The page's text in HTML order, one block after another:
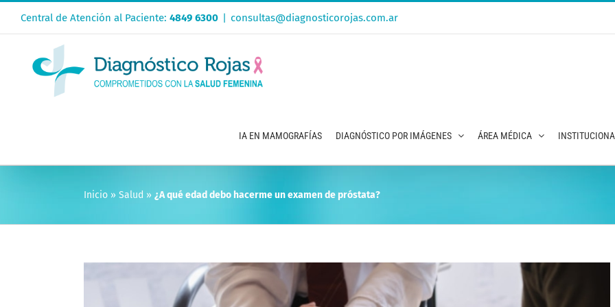
Central de Atención al Paciente: 4849 6300 | consultas@diagnosticorojas.com.ar
IA EN MAMOGRAFÍAS DIAGNÓSTICO POR IMÁGENES ÁREA MÉDICA
Inicio » Salud » ¿A qué edad debo hacerme un examen de próstata?